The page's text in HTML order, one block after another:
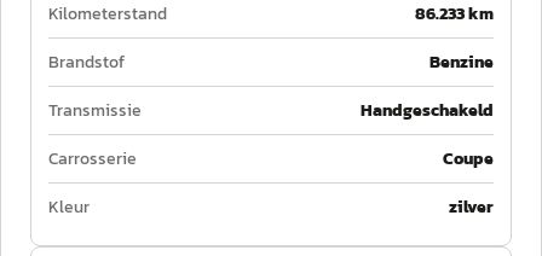
Kilometerstand
86.233 km
Brandstof
Benzine
Transmissie
Handgeschakeld
Carrosserie
Coupe
Kleur
zilver